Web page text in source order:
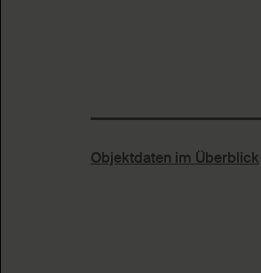
Objektdaten im Überblick